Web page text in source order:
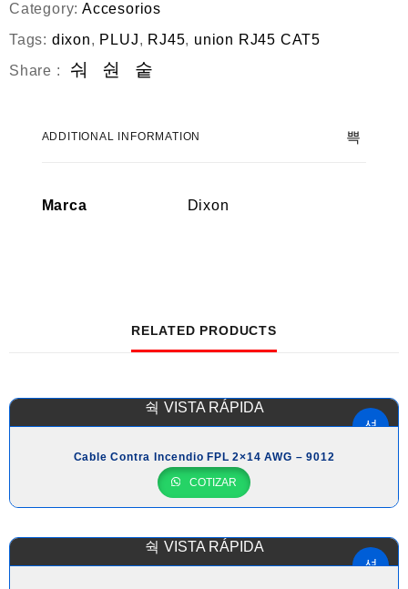
Category:Accesorios
Tags: dixon, PLUJ, RJ45, union RJ45 CAT5
Share :
ADDITIONAL INFORMATION
Marca Dixon
RELATED PRODUCTS
VISTA RÁPIDA
Cable Contra Incendio FPL 2×14 AWG – 9012
COTIZAR
VISTA RÁPIDA